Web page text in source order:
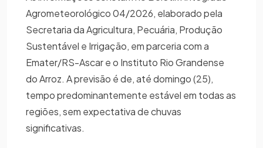
Agrometeorológico 04/2026, elaborado pela
Secretaria da Agricultura, Pecuária, Produção
Sustentável e Irrigação, em parceria com a
Emater/RS-Ascar e o Instituto Rio Grandense
do Arroz. A previsão é de, até domingo (25),
tempo predominantemente estável em todas as
regiões, sem expectativa de chuvas
significativas.